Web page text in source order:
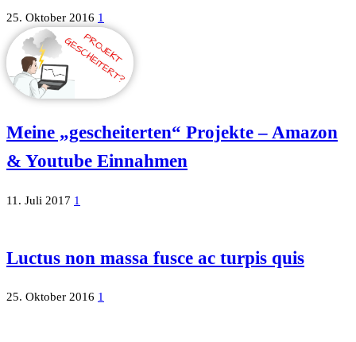
25. Oktober 2016 1
Meine „gescheiterten“ Projekte – Amazon
& Youtube Einnahmen
11. Juli 2017 1
Luctus non massa fusce ac turpis quis
25. Oktober 2016 1